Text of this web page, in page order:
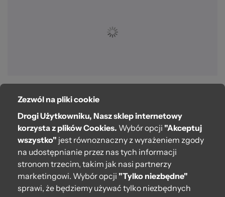
O bag
Pomoc
Moje O bag
Kontakt
222 571 414
Zezwól na pliki cookie
Drogi Użytkowniku, Nasz sklep internetowy
korzysta z plików Cookies. Wybór opcji "Akceptuj
wszystko" jest równoznaczny z wyrażeniem zgody
na udostępnianie przez nas tych informacji
stronom trzecim, takim jak nasi partnerzy
marketingowi. Wybór opcji "Tylko niezbędne"
sprawi, że będziemy używać tylko niezbędnych